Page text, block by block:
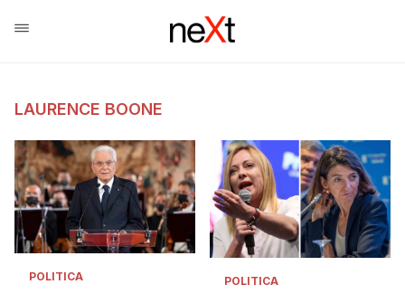
LAURENCE BOONE
POLITICA POLITICA